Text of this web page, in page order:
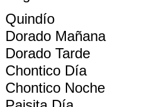
Quindío
Dorado Mañana
Dorado Tarde
Chontico Día
Chontico Noche